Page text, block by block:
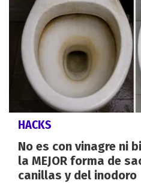
HACKS
No es con vinagre ni
la MEJOR forma de
canillas y del inodoro